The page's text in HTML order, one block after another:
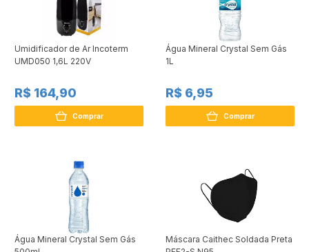
Umidificador de Ar Incoterm
UMD050 1,6L 220V
R$ 164,90
Comprar
Água Mineral Crystal Sem Gás
1L
R$ 6,95
Comprar
Água Mineral Crystal Sem Gás
Máscara Caithec Soldada Preta